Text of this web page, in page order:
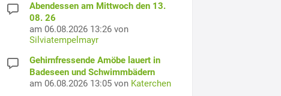
Abendessen am Mittwoch den 13.
08. 26
am 06.08.2026 13:26 von
Silviatempelmayr
Gehirnfressende Amöbe lauert in
Badeseen und Schwimmbädern
am 06.08.2026 13:05 von Katerchen